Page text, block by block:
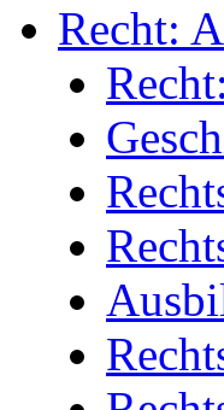
Recht: